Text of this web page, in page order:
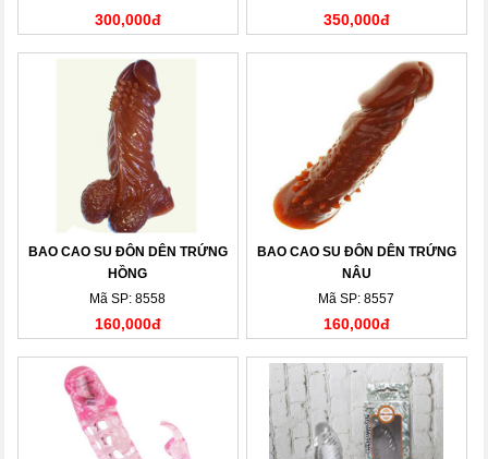
300,000đ 350,000đ
BAO CAO SU ĐÔN DÊN TRỨNG
HỒNG
Mã SP: 8558
160,000đ
BAO CAO SU ĐÔN DÊN TRỨNG
NÂU
Mã SP: 8557
160,000đ